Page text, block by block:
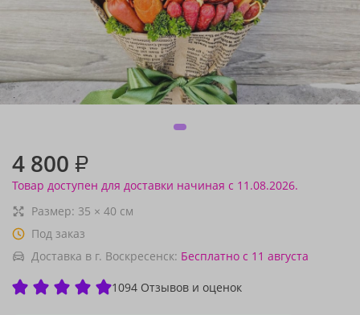
4 800 ₽
Товар доступен для доставки начиная с 11.08.2026.
Размер: 35 × 40 см
Под заказ
Доставка в г. Воскресенск: Бесплатно с 11 августа
1094 Отзывов и оценок